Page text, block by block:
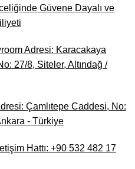
Mobilyacılar
Mağazaları
Mobilyacılar
Mağazaları
Mobilyacılar
Mağazaları
Mağazaları
Güvene Dayalı ve
Adresi: Karacakaya
27/8, Siteler, Altındağ /
Çamlıtepe Caddesi, No:
- Türkiye
Hattı: +90 532 482 17